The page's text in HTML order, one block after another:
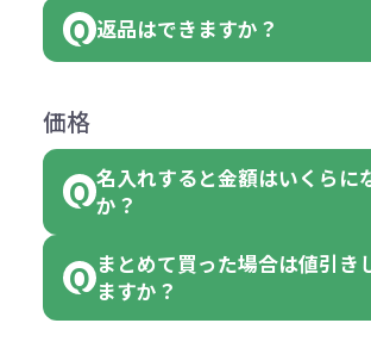
は、100個以上でしたら、
可能です。
但し、ロゴなど名入れ印
れ等分で100個ずつ入って
（割り切れない場合は数個
色指定できる商品に付きま
品詳細の購入の所で色が
す。
い。
例えば…
クエアトート」を300個注
お客様都合でのキャンセル
がございます。
ご注文の際は、十分にご
返品はできますか？
めご了承ください。
ただし下記の場合は承って
●初期不良または不良品（
障）の場合
価格
名入れすると金額はいくらに
か？
名入れありの場合の代金
は下記の通りです。
まとめて買った場合は値引き
ますか？